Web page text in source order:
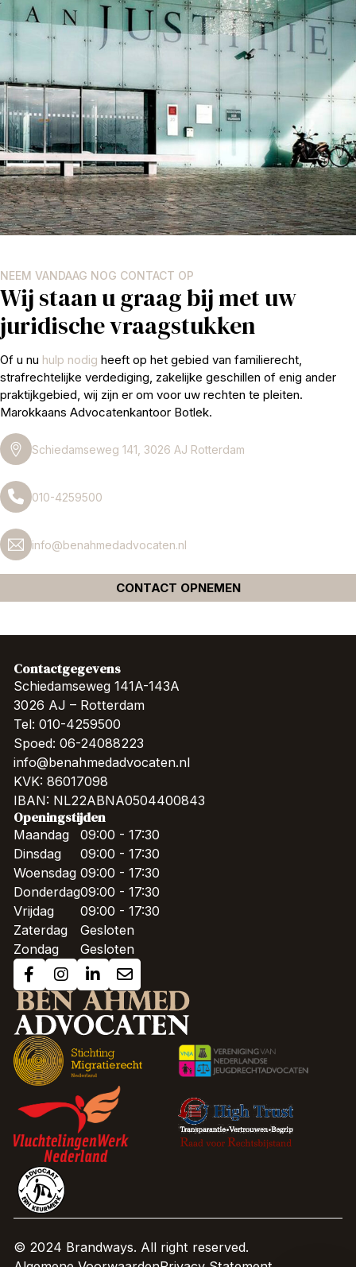
NEEM VANDAAG NOG CONTACT OP
Wij staan u graag bij met uw
juridische vraagstukken
Of u nu hulp nodig heeft op het gebied van familierecht,
strafrechtelijke verdediging, zakelijke geschillen of enig ander
praktijkgebied, wij zijn er om voor uw rechten te pleiten.
Marokkaans Advocatenkantoor Botlek.
Schiedamseweg 141, 3026 AJ Rotterdam
010-4259500
info@benahmedadvocaten.nl
CONTACT OPNEMEN
Contactgegevens
Schiedamseweg 141A-143A
3026 AJ – Rotterdam
Tel: 010-4259500
Spoed: 06-24088223
info@benahmedadvocaten.nl
KVK: 86017098
IBAN: NL22ABNA0504400843
Openingstijden
Maandag
Dinsdag
Woensdag
Donderdag
Vrijdag
Zaterdag
Zondag
09:00 - 17:30
09:00 - 17:30
09:00 - 17:30
09:00 - 17:30
09:00 - 17:30
Gesloten
Gesloten
© 2024 Brandways. All right reserved.